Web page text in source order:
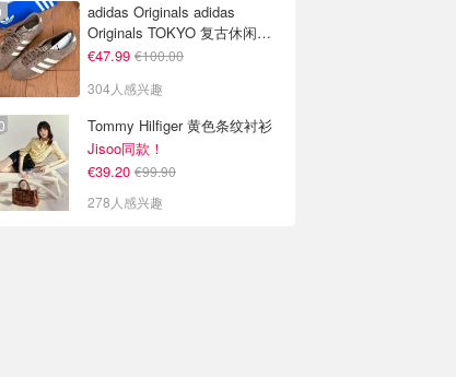
adidas Originals adidas
Originals TOKYO 复古休闲鞋
深棕色
€47.99 €100.00
304人感兴趣
Tommy Hilfiger 黄色条纹衬衫
Jisoo同款！
€39.20 €99.90
278人感兴趣